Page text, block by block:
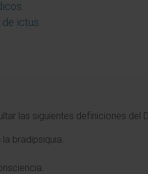
de ictus
las siguientes definiciones del
bradipsiquia.